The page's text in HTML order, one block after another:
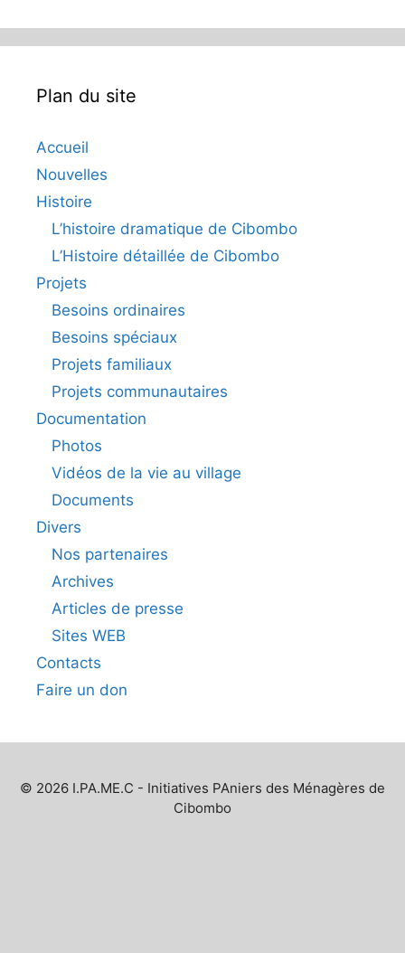
Plan du site
Accueil
Nouvelles
Histoire
L’histoire dramatique de Cibombo
L’Histoire détaillée de Cibombo
Projets
Besoins ordinaires
Besoins spéciaux
Projets familiaux
Projets communautaires
Documentation
Photos
Vidéos de la vie au village
Documents
Divers
Nos partenaires
Archives
Articles de presse
Sites WEB
Contacts
Faire un don
© 2026 I.PA.ME.C - Initiatives PAniers des Ménagères de
Cibombo